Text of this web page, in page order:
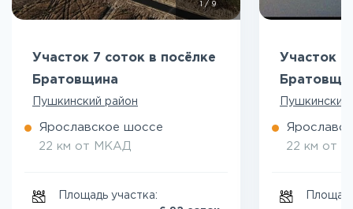
1/9
Участок 7 соток в посёлке
Братовщина
Пушкинский район
Ярославское шоссе
22 км от МКАД
Площадь участка:
Участок 9
Пушкинский
22 км от